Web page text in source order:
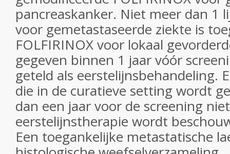
pancreaskanker. Niet meer dan 1
voor gemetastaseerde ziekte is
FOLFIRINOX voor lokaal
gegeven binnen 1 jaar vóór
geteld als eerstelijnsbehandeling.
die in de curatieve setting wordt
dan een jaar voor de screening
eerstelijnstherapie wordt
Een toegankelijke metastatische